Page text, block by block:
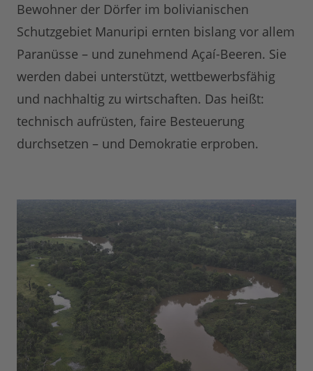
Bewohner der Dörfer im bolivianischen
Schutzgebiet Manuripi ernten bislang vor allem
Paranüsse – und zunehmend Açaí-Beeren. Sie
werden dabei unterstützt, wettbewerbsfähig
und nachhaltig zu wirtschaften. Das heißt:
technisch aufrüsten, faire Besteuerung
durchsetzen – und Demokratie erproben.